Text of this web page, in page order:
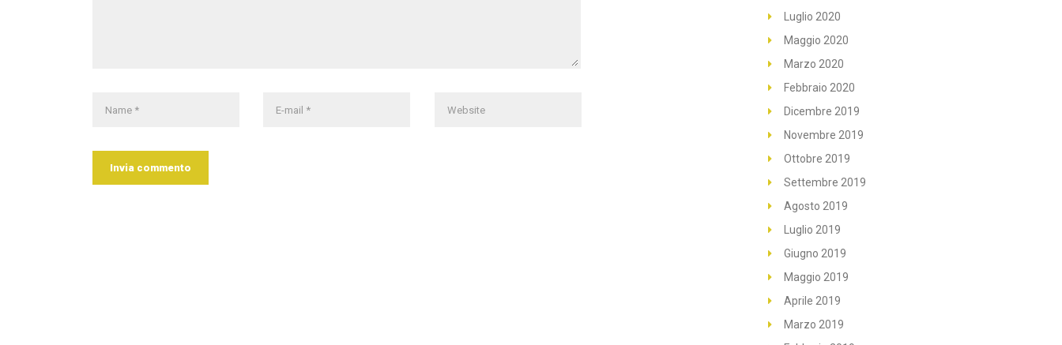
Luglio 2020
Maggio 2020
Marzo 2020
Febbraio 2020
Dicembre 2019
Novembre 2019
Ottobre 2019
Settembre 2019
Agosto 2019
Luglio 2019
Giugno 2019
Maggio 2019
Aprile 2019
Marzo 2019